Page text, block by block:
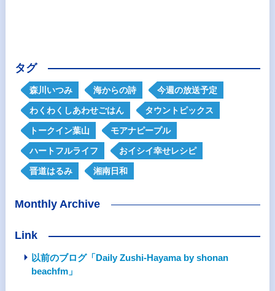
タグ
森川いつみ 海からの詩 今週の放送予定
わくわくしあわせごはん タウントピックス
トークイン葉山 モアナピープル
ハートフルライフ おイシイ幸せレシピ
晋道はるみ 湘南日和
Monthly Archive
Link
以前のブログ「Daily Zushi-Hayama by shonan
beachfm」